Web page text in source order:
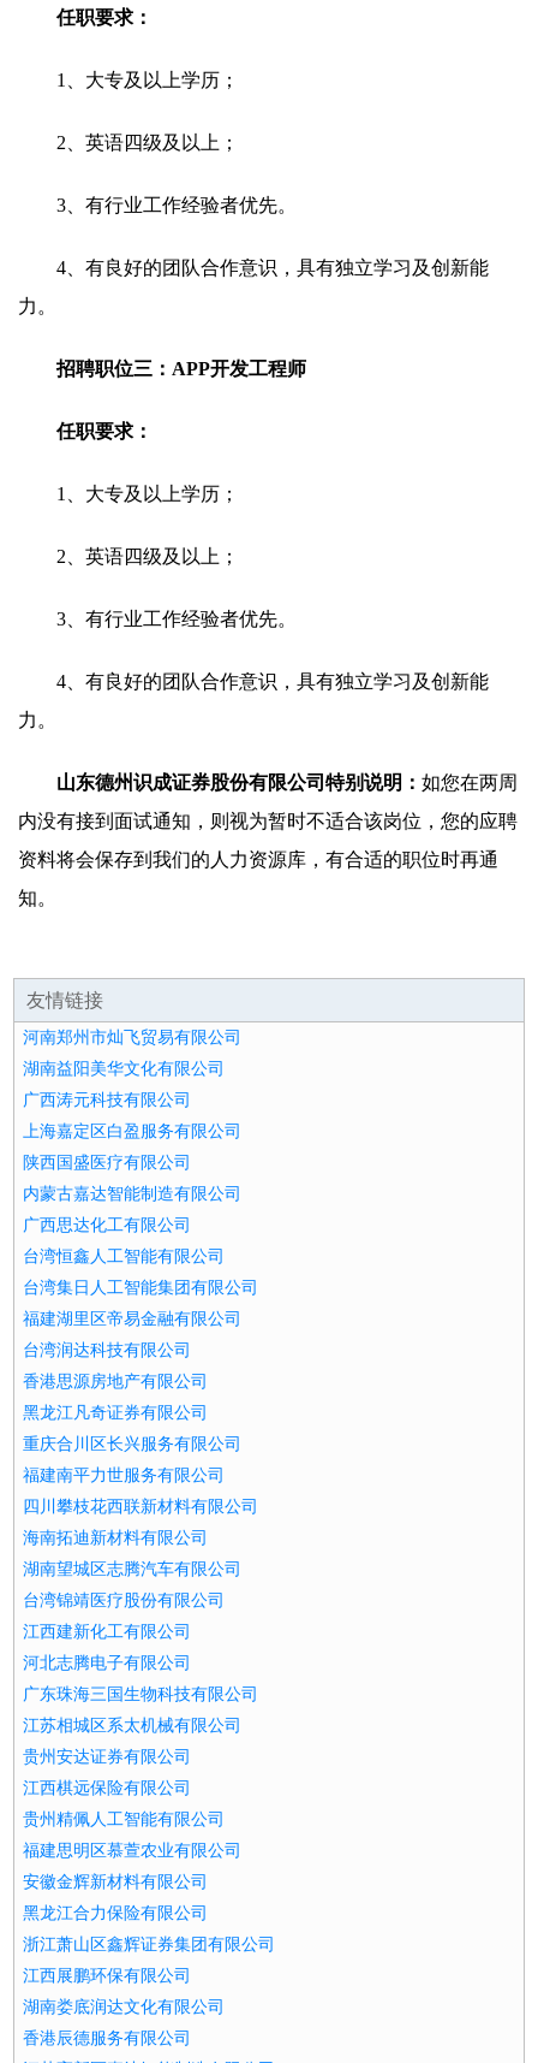
任职要求：
1、大专及以上学历；
2、英语四级及以上；
3、有行业工作经验者优先。
4、有良好的团队合作意识，具有独立学习及创新能
力。
招聘职位三：APP开发工程师
任职要求：
1、大专及以上学历；
2、英语四级及以上；
3、有行业工作经验者优先。
4、有良好的团队合作意识，具有独立学习及创新能
力。
山东德州识成证券股份有限公司特别说明： 如您在两周
内没有接到面试通知，则视为暂时不适合该岗位，您的应聘
资料将会保存到我们的人力资源库，有合适的职位时再通
知。
友情链接
河南郑州市灿飞贸易有限公司
湖南益阳美华文化有限公司
广西涛元科技有限公司
上海嘉定区白盈服务有限公司
陕西国盛医疗有限公司
内蒙古嘉达智能制造有限公司
广西思达化工有限公司
台湾恒鑫人工智能有限公司
台湾集日人工智能集团有限公司
福建湖里区帝易金融有限公司
台湾润达科技有限公司
香港思源房地产有限公司
黑龙江凡奇证券有限公司
重庆合川区长兴服务有限公司
福建南平力世服务有限公司
四川攀枝花西联新材料有限公司
海南拓迪新材料有限公司
湖南望城区志腾汽车有限公司
台湾锦靖医疗股份有限公司
江西建新化工有限公司
河北志腾电子有限公司
广东珠海三国生物科技有限公司
江苏相城区系太机械有限公司
贵州安达证券有限公司
江西棋远保险有限公司
贵州精佩人工智能有限公司
福建思明区慕萱农业有限公司
安徽金辉新材料有限公司
黑龙江合力保险有限公司
浙江萧山区鑫辉证券集团有限公司
江西展鹏环保有限公司
湖南娄底润达文化有限公司
香港辰德服务有限公司